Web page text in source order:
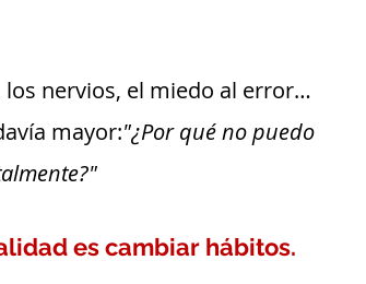
nervios, el miedo al error…
mayor:"¿Por qué no puedo
es cambiar hábitos.